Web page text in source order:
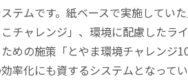
テムです。紙ベースで実施してい
チャレンジ」、環境に配慮したラ
めの施策「とやま環境チャレンジ
率化にも資するシステムとなってい